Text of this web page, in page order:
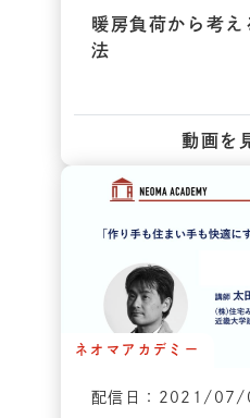
暖房負荷から考
法
動画を
ネオマアカデミー
配信日：2021/07/